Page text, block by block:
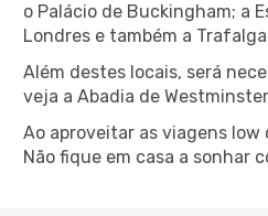
o Palácio de Buckingham; a
Londres e também a
Além destes locais, será
veja a Abadia de
Ao aproveitar as viagens
Não fique em casa a sonhar